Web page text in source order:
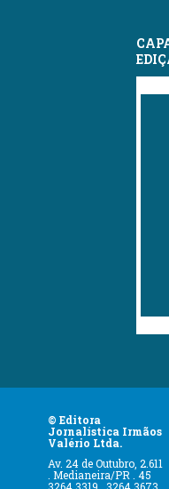
© Editora
Jornalística Irmãos
Valério Ltda.
Av. 24 de Outubro, 2.611
. Medianeira/PR . 45